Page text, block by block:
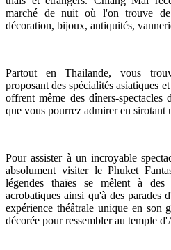
marché de nuit où l'on trouve
décoration, bijoux, antiquités,
Partout en Thailande, vous
proposant des spécialités asiatiques
offrent même des dîners-spectacles
que vous pourrez admirer en sirotant
Pour assister à un incroyable
absolument visiter le Phuket
légendes thaïes se mêlent à des
acrobatiques ainsi qu'à des parades
expérience théâtrale unique en son
décorée pour ressembler au temple